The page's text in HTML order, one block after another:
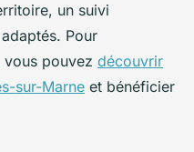
un suivi
Pour
pouvez découvrir
sur-Marne et bénéficier